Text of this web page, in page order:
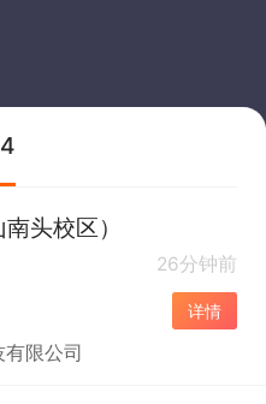
头校区）
26分钟前
详情
限公司